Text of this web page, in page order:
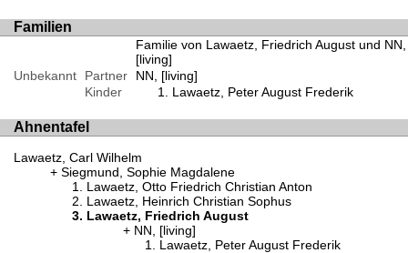
Familien
Familie von Lawaetz, Friedrich August und NN,
[living]
Unbekannt
Partner
NN, [living]
Kinder
Lawaetz, Peter August Frederik
Ahnentafel
Lawaetz, Carl Wilhelm
Siegmund, Sophie Magdalene
Lawaetz, Otto Friedrich Christian Anton
Lawaetz, Heinrich Christian Sophus
Lawaetz, Friedrich August
NN, [living]
Lawaetz, Peter August Frederik